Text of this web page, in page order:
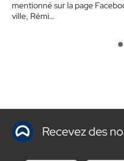
mentionné sur la page
ville, Rémi…
Recevez des